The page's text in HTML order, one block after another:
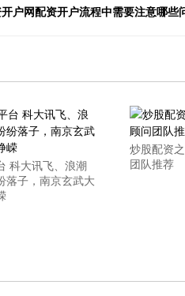
户网配资开户流程中需要注意哪些
科大讯飞、浪潮
落子，南京玄武大
炒股配资
团队推荐